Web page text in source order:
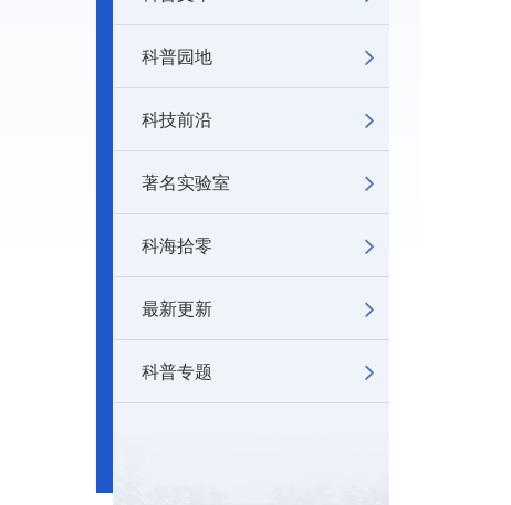
科普园地
科技前沿
著名实验室
科海拾零
最新更新
科普专题